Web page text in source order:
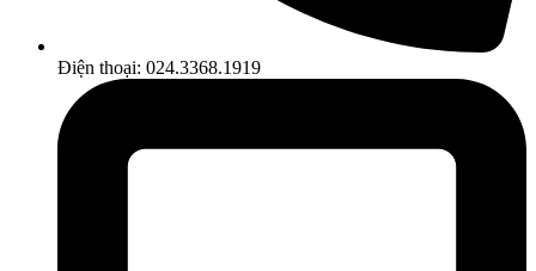
Điện thoại: 024.3368.1919